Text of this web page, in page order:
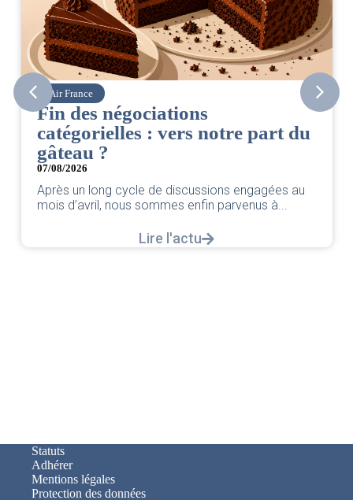
Air France
Fin des négociations
catégorielles : vers notre part du
gâteau ?
07/08/2026
Après un long cycle de discussions engagées au
mois d’avril, nous sommes enfin parvenus à...
Lire l'actu
Statuts
Adhérer
Mentions légales
Protection des données